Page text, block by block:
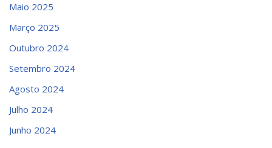
Maio 2025
Março 2025
Outubro 2024
Setembro 2024
Agosto 2024
Julho 2024
Junho 2024